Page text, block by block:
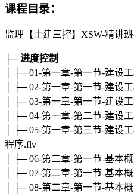
课程目录：
监理【土建三控】XSW-精讲
├─ 进度控制
│ ├─ 01-第一章-第一节-建设
│ ├─ 02-第一章-第一节-建设
│ ├─ 03-第一章-第一节-建设
│ ├─ 04-第一章-第二节-建设
│ ├─ 05-第一章-第三节-建设
程序.flv
│ ├─ 06-第二章-第一节-基本
│ ├─ 07-第二章-第一节-基本
│ ├─ 08-第二章-第一节-基本